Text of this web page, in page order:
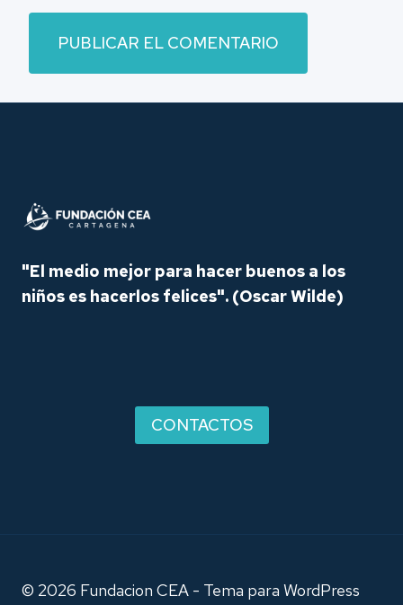
"El medio mejor para hacer buenos a los
niños es hacerlos felices". (Oscar Wilde)
CONTACTOS
© 2026 Fundacion CEA - Tema para WordPress